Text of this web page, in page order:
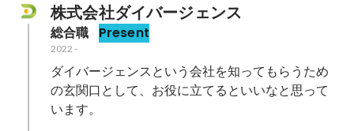
株式会社ダイバージェンス
総合職 Present
2022 -
ダイバージェンスという会社を知ってもらうため
の玄関口として、お役に立てるといいなと思って
います。